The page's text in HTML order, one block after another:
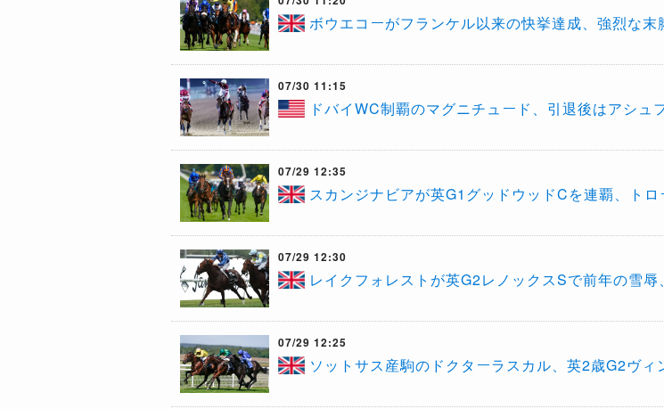
ボウエコーがフランケル以来の快挙達成、強烈な末
07/30 11:15
ドバイWC制覇のマグニチュード、引退後はアシュ
07/29 12:35
スカンジナビアが英G1グッドウッドCを連覇、ト
07/29 12:30
レイクフォレストが英G2レノックスSで前年の雪
07/29 12:25
ソットサス産駒のドクターラスカル、英2歳G2ヴ